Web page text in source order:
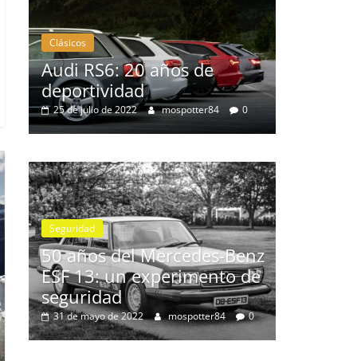
años de
Clásicos
BMW Serie 7: lujo desde
1977
Benz
de
Seguridad Vídeo
El Mazda CX-5 2022 logra
máxima nota en las
de seguridad del IIHS
11 de noviembre de 2021